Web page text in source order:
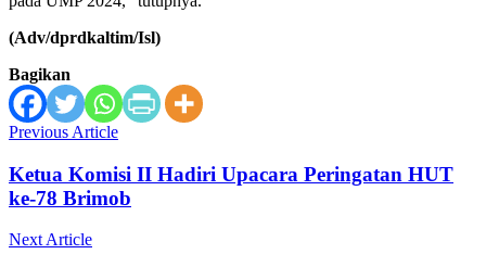
(Adv/dprdkaltim/Isl)
Bagikan
Previous Article
Ketua Komisi II Hadiri Upacara Peringatan HUT
ke-78 Brimob
Next Article